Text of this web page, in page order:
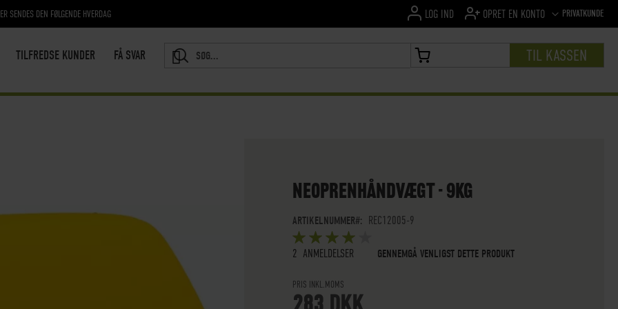
SPROGPRIVATKUNDE
LOG IND OPRET EN KONTO
SENDES DEN FØLGENDE HVERDAG
TILFREDSE KUNDER FÅ SVAR MIN INDKØBSKURV TIL KASSEN
NEOPRENHÅNDVÆGT - 9KG
ARTIKELNUMMER
REC12005-9
BEDØMMELSE:
5
OUT OF5
STARS
2 ANMELDELSER GENNEMGÅ VENLIGST DETTE PRODUKT
PRIS INKL.MOMS